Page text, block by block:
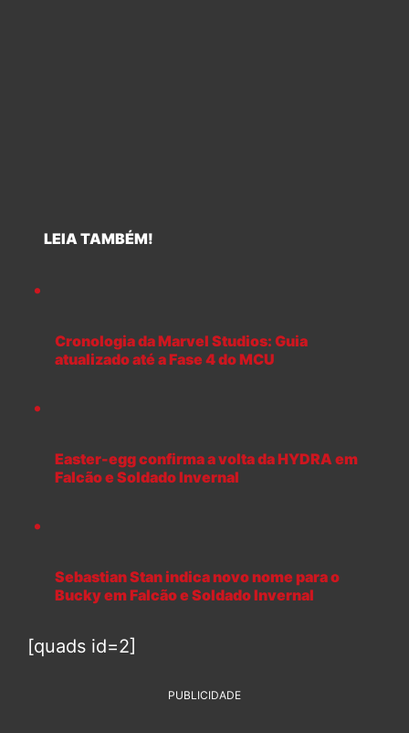
LEIA TAMBÉM!
Cronologia da Marvel Studios: Guia
atualizado até a Fase 4 do MCU
Easter-egg confirma a volta da HYDRA em
Falcão e Soldado Invernal
Sebastian Stan indica novo nome para o
Bucky em Falcão e Soldado Invernal
[quads id=2]
PUBLICIDADE